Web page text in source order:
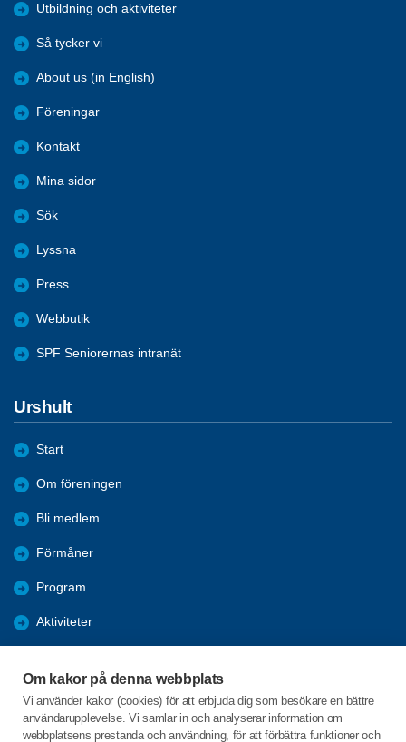
Om kakor på denna webbplats
Vi använder kakor (cookies) för att erbjuda dig som besökare en bättre
användarupplevelse. Vi samlar in och analyserar information om
webbplatsens prestanda och användning, för att förbättra funktioner och
Utbildning och aktiviteter
Så tycker vi
About us (in English)
Föreningar
Kontakt
Mina sidor
Sök
Lyssna
Press
Webbutik
SPF Seniorernas intranät
Urshult
Start
Om föreningen
Bli medlem
Förmåner
Program
Aktiviteter
Årsmöte 2026